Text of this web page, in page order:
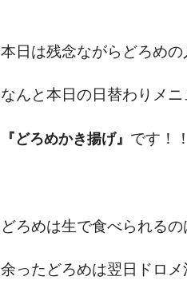
本日は残念ながらどろめ
なんと本日の日替わりメニ
『どろめかき揚げ』 です！！
どろめは生で食べられるの
余ったどろめは翌日ドロ